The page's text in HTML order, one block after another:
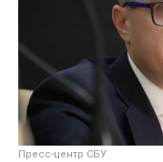
Пресс-центр СБУ